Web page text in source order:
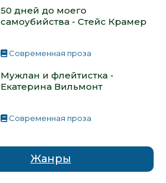
50 дней до моего
самоубийства - Стейс Крамер
Современная проза
Мужлан и флейтистка -
Екатерина Вильмонт
Современная проза
Жанры